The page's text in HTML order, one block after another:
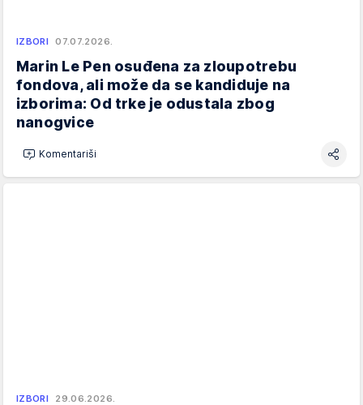
IZBORI 07.07.2026.
Marin Le Pen osuđena za zloupotrebu
fondova, ali može da se kandiduje na
izborima: Od trke je odustala zbog
nanogvice
Komentariši
IZBORI 29.06.2026.